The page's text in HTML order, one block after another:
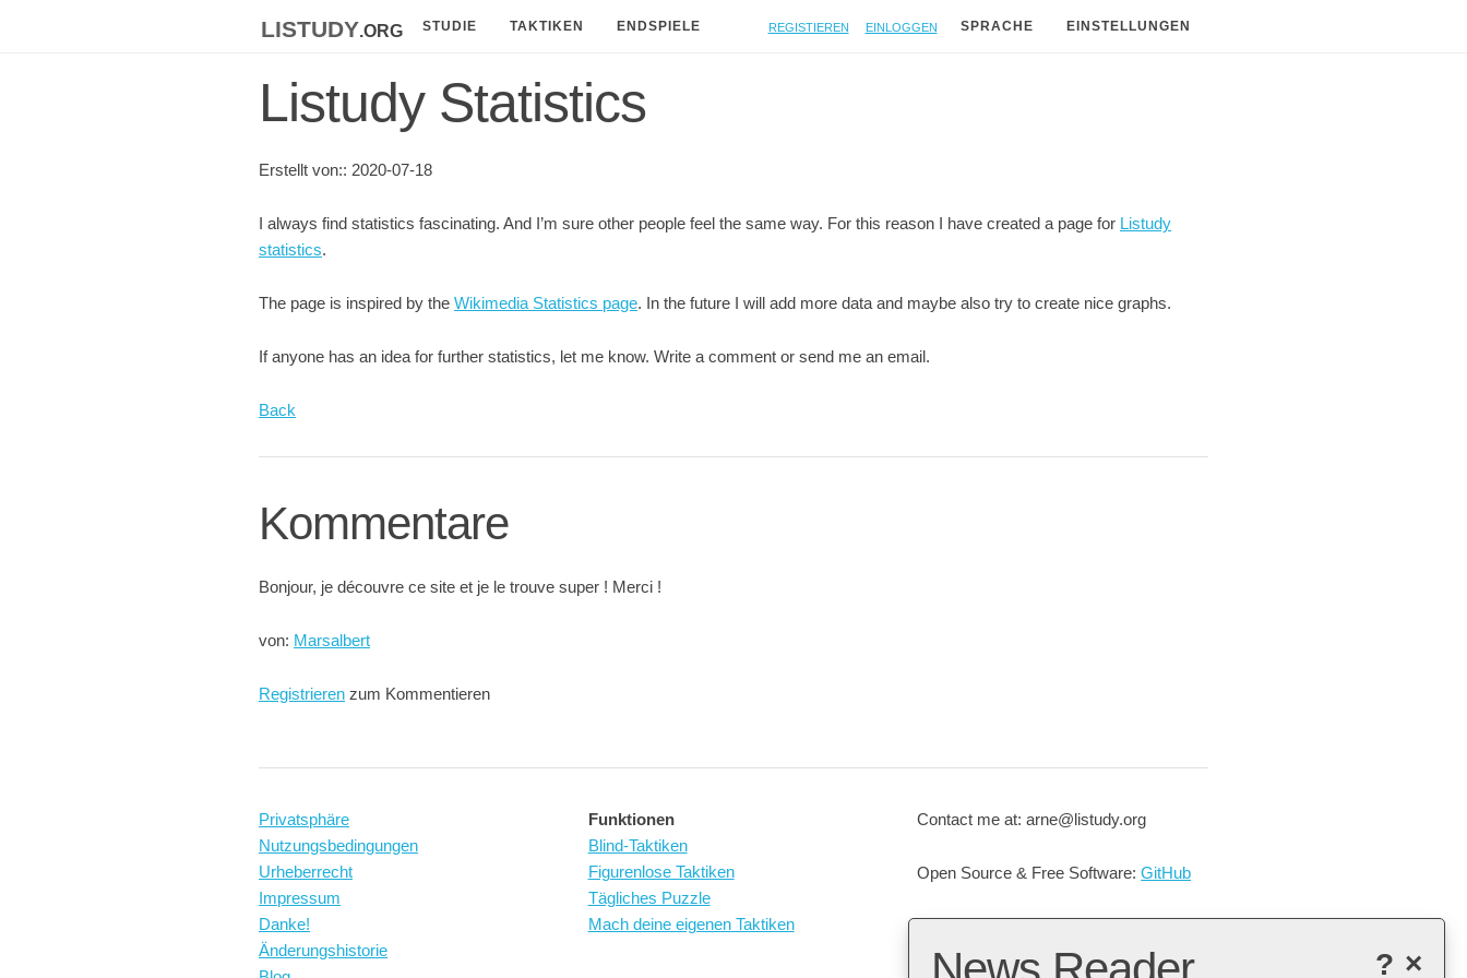
listudy.org STUDIE TAKTIKEN ENDSPIELE Registieren Einloggen SPRACHE EINSTELLUNGEN
Listudy Statistics
Erstellt von:: 2020-07-18
I always find statistics fascinating. And I’m sure other people feel the same way. For this reason I have created a page for Listudy
statistics.
The page is inspired by the Wikimedia Statistics page. In the future I will add more data and maybe also try to create nice graphs.
If anyone has an idea for further statistics, let me know. Write a comment or send me an email.
Back
Kommentare
Bonjour, je découvre ce site et je le trouve super ! Merci !
von: Marsalbert
Registrieren zum Kommentieren
Privatsphäre
Nutzungsbedingungen
Urheberrecht
Impressum
Danke!
Änderungshistorie
Funktionen
Blind-Taktiken
Figurenlose Taktiken
Tägliches Puzzle
Mach deine eigenen Taktiken
Contact me at: arne@listudy.org
Open Source & Free Software:GitHub
×
?